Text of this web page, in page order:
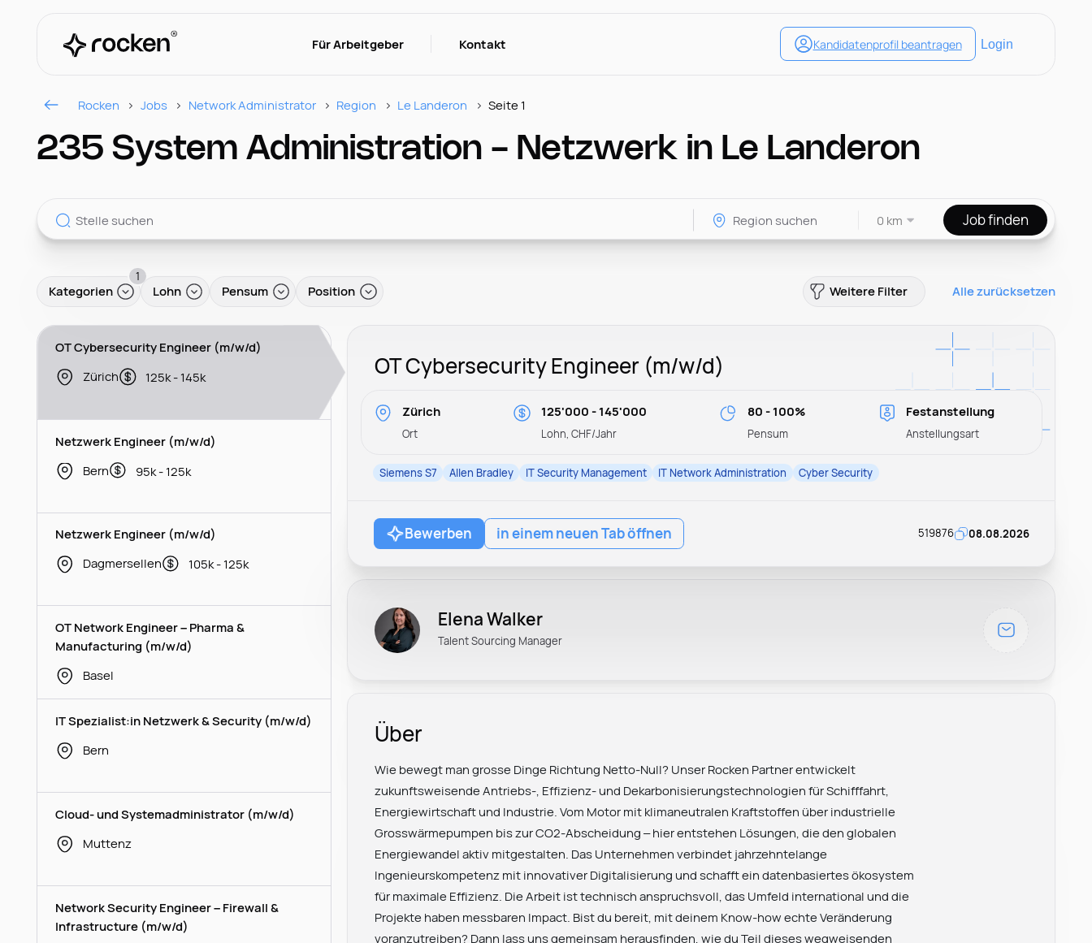
Für Arbeitgeber Kontakt
Rocken Jobs Network Administrator Region Le Landeron Seite 1
235 System Administration - Netzwerk in Le Landeron
0 km Job finden
Kategorien
1
Lohn Pensum Position Weitere Filter Alle zurücksetzen
OT Cybersecurity Engineer (m/w/d)
Zürich
125k - 145k
Netzwerk Engineer (m/w/d)
Bern
95k - 125k
Netzwerk Engineer (m/w/d)
Dagmersellen
105k - 125k
OT Network Engineer – Pharma &
Manufacturing (m/w/d)
Basel
IT Spezialist:in Netzwerk & Security (m/w/d)
Bern
Cloud- und Systemadministrator (m/w/d)
Muttenz
Network Security Engineer – Firewall &
Infrastructure (m/w/d)
OT Cybersecurity Engineer (m/w/d)
Zürich
Ort
125'000 - 145'000
Lohn, CHF/Jahr
80 - 100%
Pensum
Festanstellung
Anstellungsart
Siemens S7 Allen Bradley IT Security Management IT Network Administration Cyber Security
Bewerben in einem neuen Tab öffnen 519876 08.08.2026
Elena Walker
Talent Sourcing Manager
Über
Wie bewegt man grosse Dinge Richtung Netto-Null? Unser Rocken Partner entwickelt
zukunftsweisende Antriebs-, Effizienz- und Dekarbonisierungstechnologien für Schifffahrt,
Energiewirtschaft und Industrie. Vom Motor mit klimaneutralen Kraftstoffen über industrielle
Grosswärmepumpen bis zur CO2-Abscheidung – hier entstehen Lösungen, die den globalen
Energiewandel aktiv mitgestalten. Das Unternehmen verbindet jahrzehntelange
Ingenieurskompetenz mit innovativer Digitalisierung und schafft ein datenbasiertes ökosystem
für maximale Effizienz. Die Arbeit ist technisch anspruchsvoll, das Umfeld international und die
Projekte haben messbaren Impact. Bist du bereit, mit deinem Know-how echte Veränderung
voranzutreiben? Dann lass uns gemeinsam herausfinden, wie du Teil dieses wegweisenden